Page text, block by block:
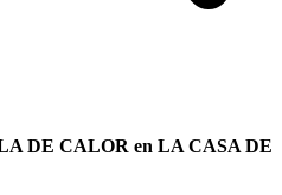
DE CALOR en LA CASA DE